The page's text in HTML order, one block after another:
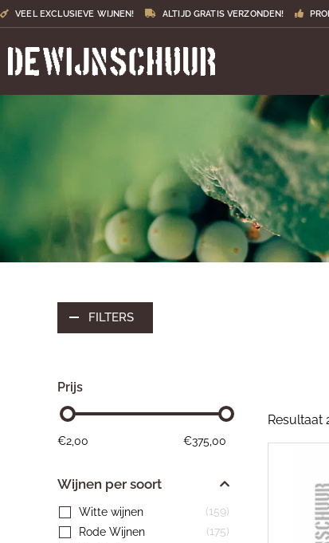
VEEL EXCLUSIEVE WIJNEN! ALTIJD GRATIS VERZONDEN!
FILTERS
Resultaat
Prijs
€2,00 €375,00
Wijnen per soort
Witte wijnen
(159)
Rode Wijnen
(175)